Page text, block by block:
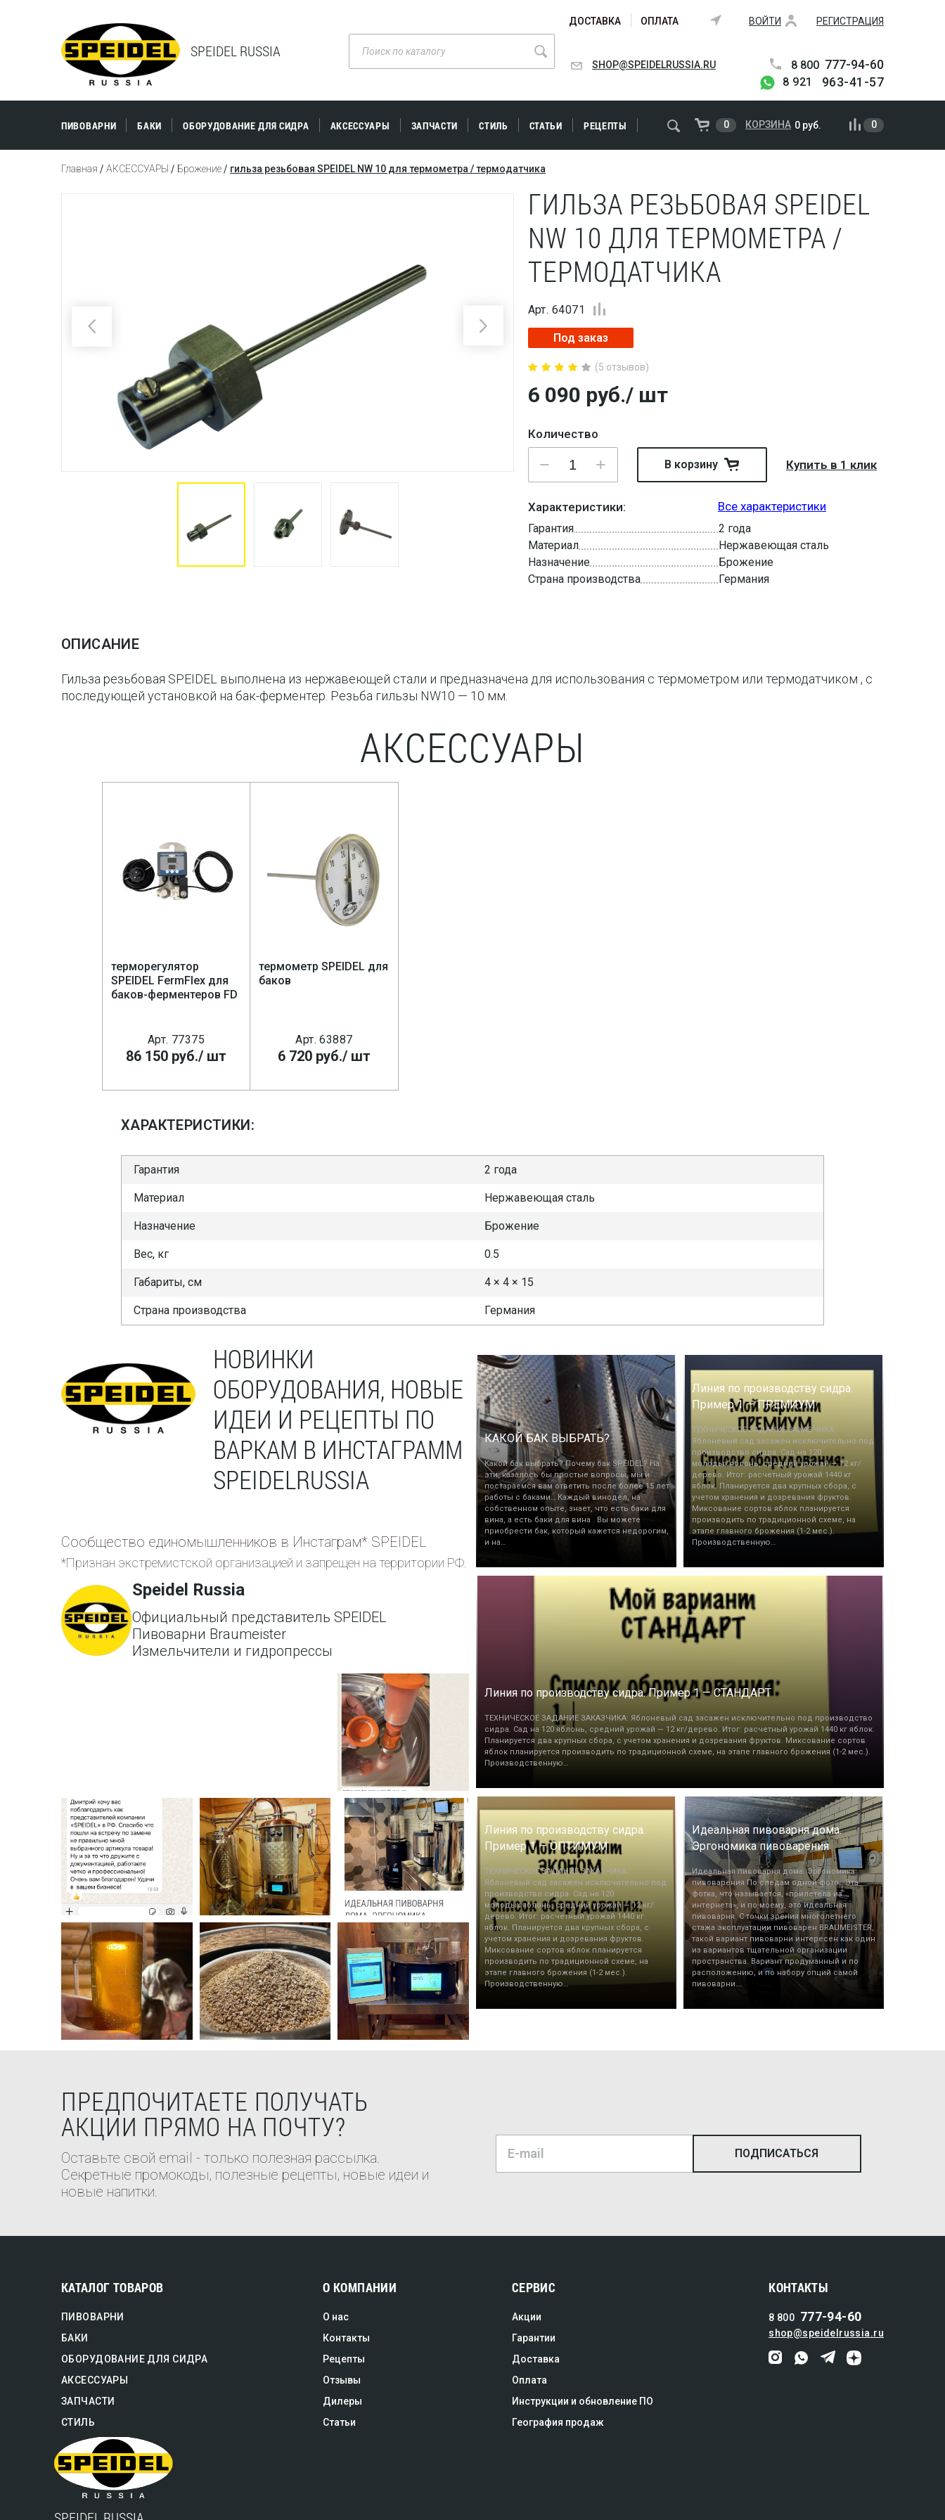
ДОСТАВКА ОПЛАТА ВОЙТИ РЕГИСТРАЦИЯ
SPEIDEL RUSSIA
SHOP@SPEIDELRUSSIA.RU 8 800 777-94-60
8 921 963-41-57
ПИВОВАРНИ БАКИ ОБОРУДОВАНИЕ ДЛЯ СИДРА АКСЕССУАРЫ ЗАПЧАСТИ СТИЛЬ СТАТЬИ РЕЦЕПТЫ 0 КОРЗИНА 0 руб. 0
Главная АКСЕССУАРЫ Брожение гильза резьбовая SPEIDEL NW 10 для термометра / термодатчика
ГИЛЬЗА РЕЗЬБОВАЯ SPEIDEL
NW 10 ДЛЯ ТЕРМОМЕТРА /
ТЕРМОДАТЧИКА
Арт. 64071
Под заказ
(5 отзывов)
6 090 руб./ шт
Количество
В корзину Купить в 1 клик
Характеристики: Все характеристики
Гарантия
2 года
Материал
Нержавеющая сталь
Назначение
Брожение
Страна производства
Германия
ОПИСАНИЕ
Гильза резьбовая SPEIDEL выполнена из нержавеющей стали и предназначена для использования с термометром или термодатчиком , с
последующей установкой на бак-ферментер. Резьба гильзы NW10 — 10 мм.
АКСЕССУАРЫ
терморегулятор
SPEIDEL FermFlex для
баков-ферментеров FD
Арт. 77375
86 150 руб./ шт
термометр SPEIDEL для
баков
Арт. 63887
6 720 руб./ шт
ХАРАКТЕРИСТИКИ:
Гарантия 2 года
Материал Нержавеющая сталь
Назначение Брожение
Вес, кг 0.5
Габариты, см 4 × 4 × 15
Страна производства Германия
НОВИНКИ
ОБОРУДОВАНИЯ, НОВЫЕ
ИДЕИ И РЕЦЕПТЫ ПО
ВАРКАМ В ИНСТАГРАММ
SPEIDELRUSSIA
Сообщество единомышленников в Инстаграм* SPEIDEL
*Признан экстремистской организацией и запрещен на территории РФ.
Speidel Russia
Официальный представитель SPEIDEL
Пивоварни Braumeister
Измельчители и гидропрессы
КАКОЙ БАК ВЫБРАТЬ?
Какой бак выбрать? Почему бак SPEIDEL? На
эти, казалось бы простые вопросы, мы и
постараемся вам ответить после более 15 лет
работы с баками… Каждый винодел, на
собственном опыте, знает, что есть баки для
вина, а есть баки для вина . Вы можете
приобрести бак, который кажется недорогим,
и на…
Линия по производству сидра.
Пример 1 — ПРЕМИУМ
ТЕХНИЧЕСКОЕ ЗАДАНИЕ ЗАКАЗЧИКА:
Яблоневый сад засажен исключительно под
производство сидра. Сад на 120
молодых яблонь, средний урожай — 12 кг/
дерево. Итог: расчетный урожай 1440 кг
яблок. Планируется два крупных сбора, с
учетом хранения и дозревания фруктов.
Миксование сортов яблок планируется
производить по традиционной схеме, на
этапе главного брожения (1-2 мес.).
Производственную…
Линия по производству сидра. Пример 1 — СТАНДАРТ
ТЕХНИЧЕСКОЕ ЗАДАНИЕ ЗАКАЗЧИКА: Яблоневый сад засажен исключительно под производство
сидра. Сад на 120 яблонь, средний урожай — 12 кг/дерево. Итог: расчетный урожай 1440 кг яблок.
Планируется два крупных сбора, с учетом хранения и дозревания фруктов. Миксование сортов
яблок планируется производить по традиционной схеме, на этапе главного брожения (1-2 мес.).
Производственную…
Линия по производству сидра.
Пример 1 — ОПТИМУМ
ТЕХНИЧЕСКОЕ ЗАДАНИЕ ЗАКАЗЧИКА:
Яблоневый сад засажен исключительно под
производство сидра. Сад на 120
молодых яблонь, средний урожай — 12 кг/
дерево. Итог: расчетный урожай 1440 кг
яблок. Планируется два крупных сбора, с
учетом хранения и дозревания фруктов.
Миксование сортов яблок планируется
производить по традиционной схеме, на
этапе главного брожения (1-2 мес.).
Производственную…
Идеальная пивоварня дома.
Эргономика пивоварения
Идеальная пивоварня дома. Эргономика
пивоварения По следам одной фото.. Эта
фотка, что называется, «прилетела из
интернета», и по-моему, это идеальная
пивоварня. С точки зрения многолетнего
стажа эксплуатации пивоварен BRAUMEISTER,
такой вариант пивоварни интересен как один
из вариантов тщательной организации
пространства. Вариант продуманный и по
расположению, и по набору опций самой
пивоварни….
ПРЕДПОЧИТАЕТЕ ПОЛУЧАТЬ
АКЦИИ ПРЯМО НА ПОЧТУ?
Оставьте свой email - только полезная рассылка.
Секретные промокоды, полезные рецепты, новые идеи и
новые напитки.
КАТАЛОГ ТОВАРОВ
ПИВОВАРНИ
БАКИ
ОБОРУДОВАНИЕ ДЛЯ СИДРА
АКСЕССУАРЫ
ЗАПЧАСТИ
СТИЛЬ
О КОМПАНИИ
О нас
Контакты
Рецепты
Отзывы
Дилеры
Статьи
СЕРВИС
Акции
Гарантии
Доставка
Оплата
Инструкции и обновление ПО
География продаж
КОНТАКТЫ
8 800 777-94-60
shop@speidelrussia.ru